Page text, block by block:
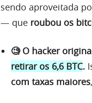
sendo aproveitada
— que roubou os
🧐 O hacker
retirar os 6,6 BTC.
com taxas maiores